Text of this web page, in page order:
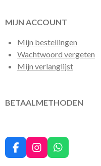
MIJN ACCOUNT
Mijn bestellingen
Wachtwoord vergeten
Mijn verlanglijst
BETAALMETHODEN
F
a
I
n
W
h